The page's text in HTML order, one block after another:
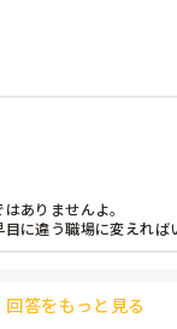
年以上から何十年と
口が多く、
も
ればいいんだね
とは難しそうです。
思っていましたが
ありませんよ。
に違う職場に変えれば
回答をもっと見る